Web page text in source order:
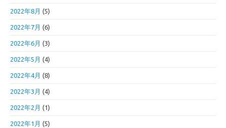
2022年8月 (5)
2022年7月 (6)
2022年6月 (3)
2022年5月 (4)
2022年4月 (8)
2022年3月 (4)
2022年2月 (1)
2022年1月 (5)